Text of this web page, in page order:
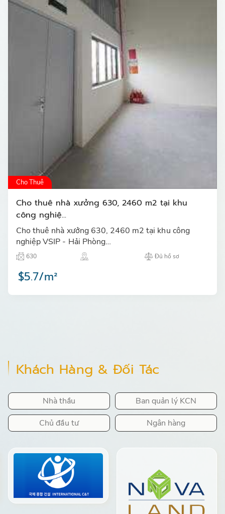
Cho Thuê
Cho thuê nhà xưởng 630, 2460 m2 tại khu
công nghiệ...
Cho thuê nhà xưởng 630, 2460 m2 tại khu công
nghiệp VSIP - Hải Phòng…
630 Đủ hồ sơ
$5.7/m²
Khách Hàng & Đối Tác
Nhà thầu
Chủ đầu tư
Ban quản lý KCN
Ngân hàng